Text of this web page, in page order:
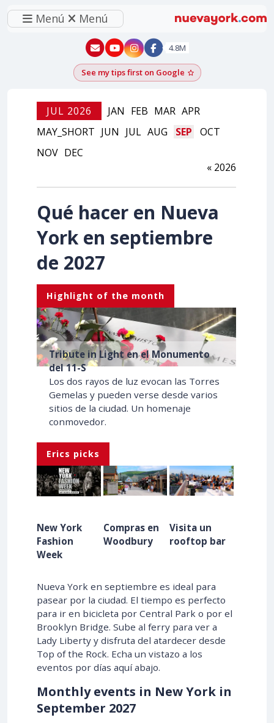
Menú Menú
New York - YouTube
New York - Instagram
4.8M
See my tips first on GoogleAdd as a Google
JUL 2026 JAN FEB MAR APR
MAY_SHORT JUN JUL AUG SEP
OCT
NOV DEC
« 2026
Qué hacer en Nueva
York en septiembre
de 2027
Highlight of the month
Tribute in Light en el Monumento
del 11-S
Los dos rayos de luz evocan las Torres
Gemelas y pueden verse desde varios
sitios de la ciudad. Un homenaje
conmovedor.
Erics picks
New York
Fashion
Week
Compras en
Woodbury
Visita un
rooftop bar
Nueva York en septiembre es ideal para
pasear por la ciudad. El tiempo es perfecto
para ir en bicicleta por Central Park o por el
Brooklyn Bridge. Sube al ferry para ver a
Lady Liberty y disfruta del atardecer desde
Top of the Rock. Echa un vistazo a los
eventos por días aquí abajo.
Monthly events in New York in
September 2027